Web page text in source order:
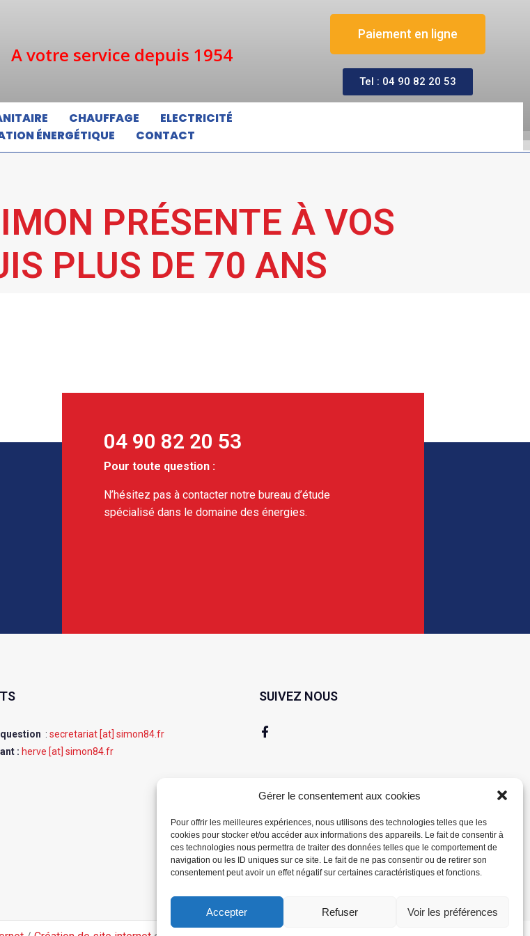
Gérer le consentement aux cookies
Pour offrir les meilleures expériences, nous utilisons des technologies telles que les
cookies pour stocker et/ou accéder aux informations des appareils. Le fait de consentir à
ces technologies nous permettra de traiter des données telles que le comportement de
navigation ou les ID uniques sur ce site. Le fait de ne pas consentir ou de retirer son
consentement peut avoir un effet négatif sur certaines caractéristiques et fonctions.
Accepter Refuser Voir les préférences
A votre service depuis 1954
Paiement en ligne
Tel : 04 90 82 20 53
CHAUFFAGE
ELECTRICITÉ
ÉNERGÉTIQUE CONTACT
PRÉSENTE À VOS
PLUS DE 70 ANS
04 90 82 20 53
Pour toute question :
N’hésitez pas à contacter notre bureau d’étude
spécialisé dans le domaine des énergies.
: secretariat [at] simon84.fr
: herve [at] simon84.fr
SUIVEZ NOUS